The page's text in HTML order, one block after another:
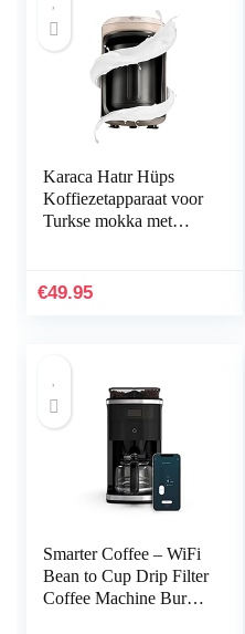
Karaca Hatır Hüps
Koffiezetapparaat voor
Turkse mokka met
ine, Turkse traditionele
€49.95
Smarter Coffee – WiFi
Bean to Cup Drip Filter
Coffee Machine Burr